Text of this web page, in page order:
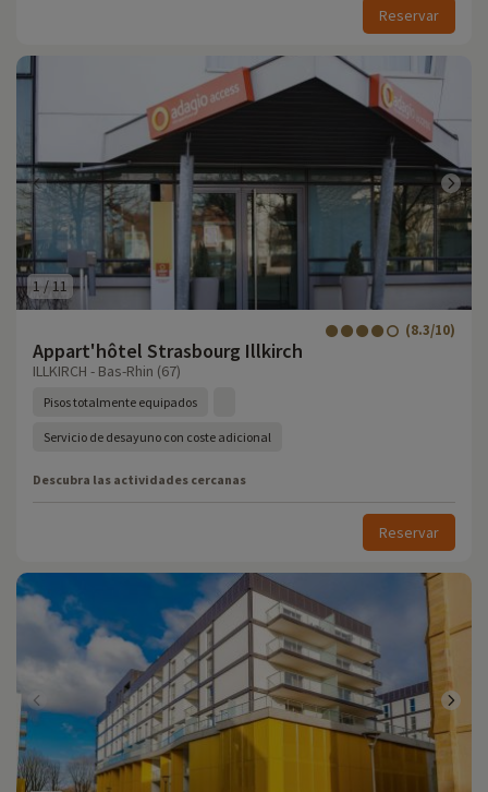
Reservar
1 /11
Appart'hôtel Strasbourg Illkirch
(8.3/10)
ILLKIRCH - Bas-Rhin (67)
Pisos totalmente equipados
Servicio de desayuno con coste adicional
Descubra las actividades cercanas
Reservar